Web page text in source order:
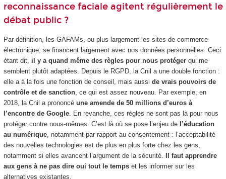
reconnaissance faciale agitent régulièrement le
débat public ?
Par définition, les GAFAMs, ou plus largement les sites de commerce
électronique, se financent largement avec nos données personnelles. Ceci
étant dit, il y a quand même des règles pour nous protéger qui me
semblent plutôt adaptées. Depuis le RGPD, la Cnil a une double fonction :
elle a à la fois une fonction de conseil, mais aussi de vrais pouvoirs de
contrôle et de sanction, ce qui est assez nouveau. Par exemple, en
2018, la Cnil a prononcé une amende de 50 millions d’euros à
l’encontre de Google. En revanche, ces règles ne sont pas là pour nous
protéger contre nous-mêmes. C’est là où se pose l’enjeu de l’éducation
au numérique, notamment par rapport au consentement : l’acceptabilité
des nouvelles technologies est de plus en plus forte chez les gens,
notamment si elles avancent l’argument de la sécurité.
Il faut apprendre
aux gens à ne pas dire oui tout le temps et les informer sur les
alternatives existantes.